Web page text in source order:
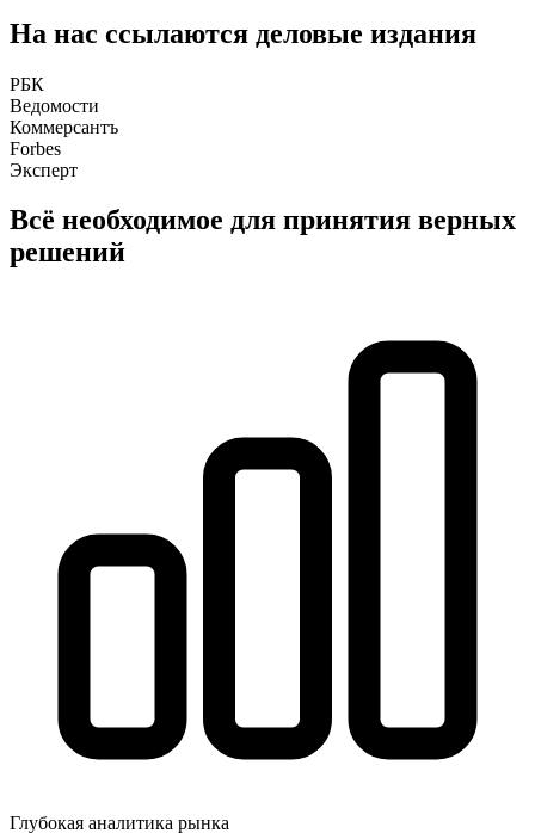
На нас ссылаются деловые издания
РБК
Ведомости
Коммерсантъ
Forbes
Эксперт
Всё необходимое для принятия верных
решений
Глубокая аналитика рынка